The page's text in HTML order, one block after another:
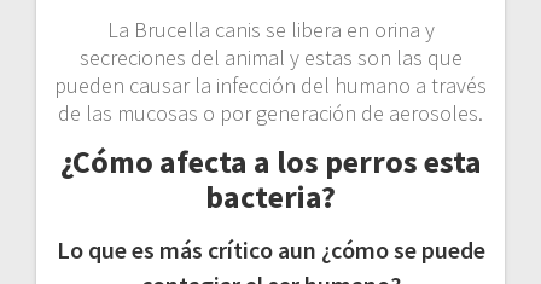
La Brucella canis se libera en orina y
secreciones del animal y estas son las que
pueden causar la infección del humano a través
de las mucosas o por generación de aerosoles.
¿Cómo afecta a los perros esta
bacteria?
Lo que es más crítico aun ¿cómo se puede